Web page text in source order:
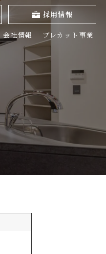
採用情報
会社情報 プレカット事業